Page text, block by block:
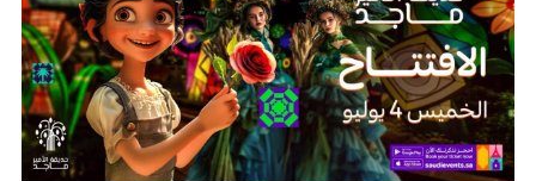
فيديو
مطبخ سيدتي
مقالات الرأي
ستايل
تقارير
عروس سيدتي